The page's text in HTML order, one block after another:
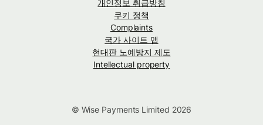
개인정보 취급방침
쿠키 정책
Complaints
국가 사이트 맵
현대판 노예방지 제도
Intellectual property
© Wise Payments Limited 2026